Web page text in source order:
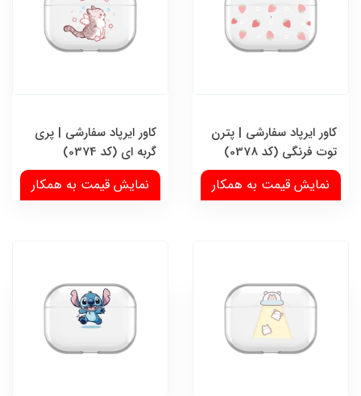
کاور ایرپاد سفارشی | پترن
توت فرنگی (کد 0378)
نمایش قیمت به همکار
کاور ایرپاد سفارشی | پری
گربه ای (کد 0374)
نمایش قیمت به همکار